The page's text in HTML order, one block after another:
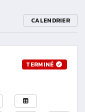
CALENDRIER
TERMINÉ